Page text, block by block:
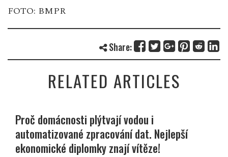
FOTO: BMPR
Share:
RELATED ARTICLES
Proč domácnosti plýtvají vodou i
automatizované zpracování dat. Nejlepší
ekonomické diplomky znají vítěze!